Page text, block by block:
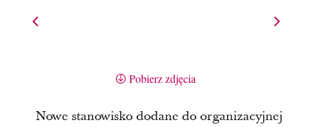
Pobierz zdjęcia
Nowe stanowisko dodane do organizacyjnej